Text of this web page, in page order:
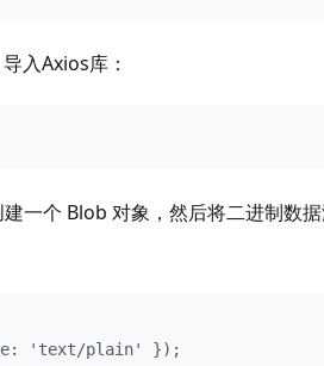
入Axios库：
一个 Blob 对象，然后将二进制数
'text/plain' });